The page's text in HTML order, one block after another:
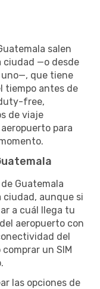
salen
ciudad —o desde
uno—, que tiene
tiempo antes de
free,
de viaje
para
Guatemala
ciudad, aunque si
a cuál llega tu
aeropuerto con
del
un SIM
las opciones de